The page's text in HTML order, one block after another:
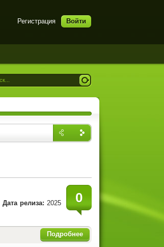
Регистрация Войти
0
Дата релиза: 2025
Подробнее